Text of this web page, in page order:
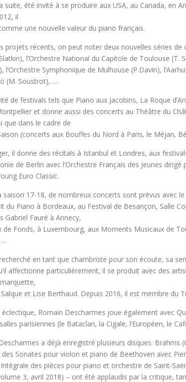
suite, été invité à se produire aux USA, au Canada, en
il
une nouvelle valeur du piano français.
projets récents, on peut noter deux nouvelles séries de
l’Orchestre National du Capitole de Toulouse (T.
l’Orchestre Symphonique de Mulhouse (P.Davin),
(M. Soustrot), …
de festivals tels que Piano aux Jacobins, La Roque
et donne aussi des concerts au Théâtre du
que dans le cadre de
(concerts aux Bouffes du Nord à Paris, le Méjan,
il donne des récitals à Istanbul et Londres, aux
de Berlin avec l’Orchestre Français des Jeunes
Euro Classic.
saison 17-18, de nombreux concerts sont prévus avec
du Piano à Bordeaux, au Festival de Besançon, Salle
Gabriel Fauré à Annecy,
de Fonds, à Luxembourg, aux Moments Musicaux de
…
en tant que chambriste pour son écoute, sa
affectionne particulièrement, il se produit avec des
et Lise Berthaud. Depuis 2016, il est membre du
éclectique, Romain Descharmes joue également avec
parisiennes (le Bataclan, la Cigale, l’Européen, le
a déjà enregistré plusieurs disques: Brahms
des Sonates pour violon et piano de Beethoven avec
des pièces pour piano et orchestre de Saint-
3, avril 2018) – ont été applaudis par la critique,